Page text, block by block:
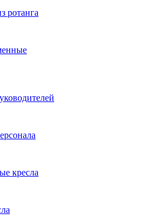
ротанга
кресла